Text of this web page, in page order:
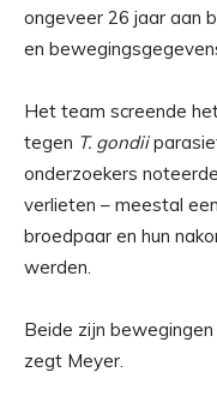
ongeveer 26 jaar aan
en
Het team screende
tegen T. gondii
onderzoekers
verlieten – meestal
broedpaar en hun
werden.
Beide zijn
zegt Meyer.